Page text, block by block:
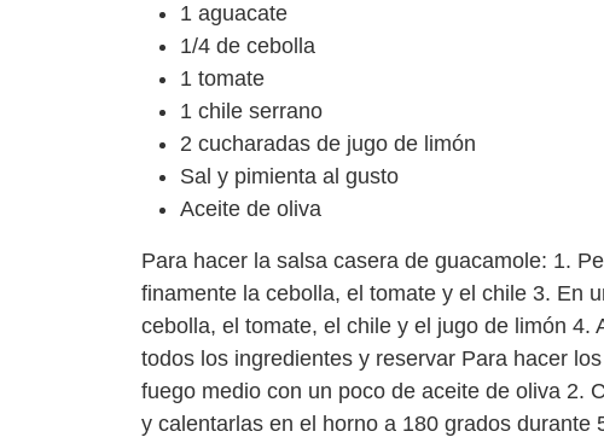
1 aguacate
1/4 de cebolla
1 tomate
1 chile serrano
2 cucharadas de jugo de limón
Sal y pimienta al gusto
Aceite de oliva
Para hacer la salsa casera de guacamole: 1.
finamente la cebolla, el tomate y el chile 3. En
cebolla, el tomate, el chile y el jugo de limón
todos los ingredientes y reservar Para hacer
fuego medio con un poco de aceite de oliva 2.
y calentarlas en el horno a 180 grados